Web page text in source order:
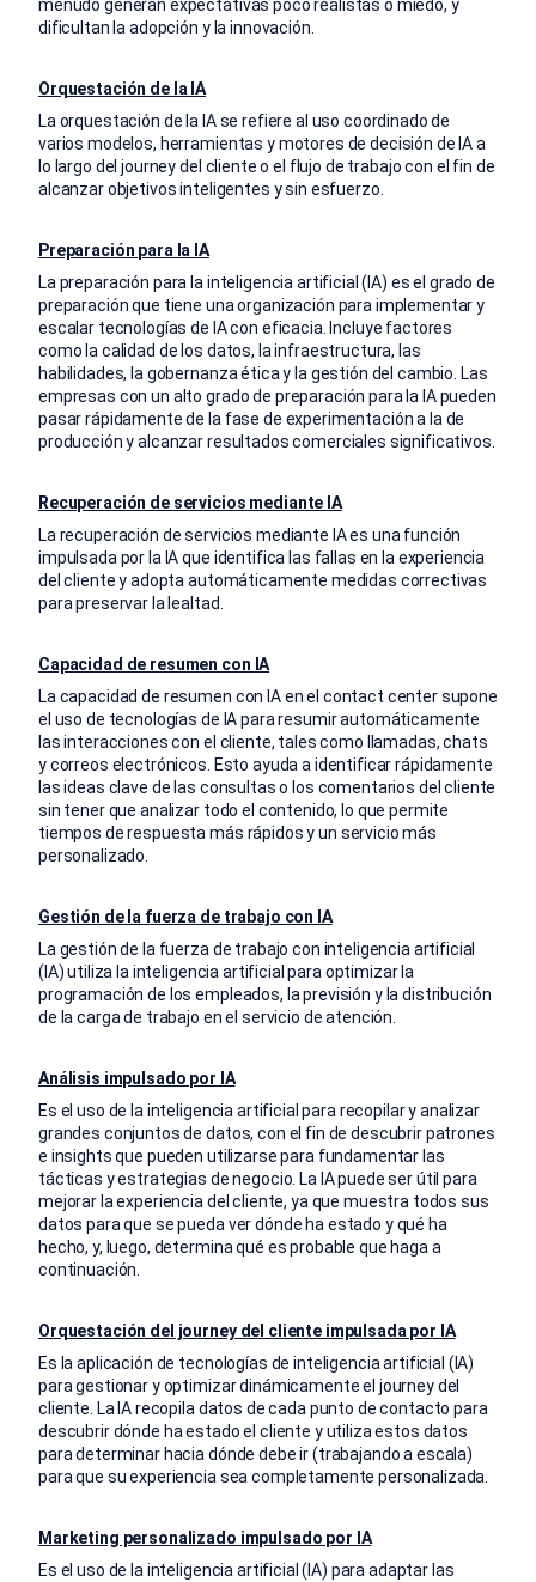
menudo generan expectativas poco realistas o miedo, y
dificultan la adopción y la innovación.
Orquestación de la IA
La orquestación de la IA se refiere al uso coordinado de
varios modelos, herramientas y motores de decisión de IA a
lo largo del journey del cliente o el flujo de trabajo con el fin de
alcanzar objetivos inteligentes y sin esfuerzo.
Preparación para la IA
La preparación para la inteligencia artificial (IA) es el grado de
preparación que tiene una organización para implementar y
escalar tecnologías de IA con eficacia. Incluye factores
como la calidad de los datos, la infraestructura, las
habilidades, la gobernanza ética y la gestión del cambio. Las
empresas con un alto grado de preparación para la IA pueden
pasar rápidamente de la fase de experimentación a la de
producción y alcanzar resultados comerciales significativos.
Recuperación de servicios mediante IA
La recuperación de servicios mediante IA es una función
impulsada por la IA que identifica las fallas en la experiencia
del cliente y adopta automáticamente medidas correctivas
para preservar la lealtad.
Capacidad de resumen con IA
La capacidad de resumen con IA en el contact center supone
el uso de tecnologías de IA para resumir automáticamente
las interacciones con el cliente, tales como llamadas, chats
y correos electrónicos. Esto ayuda a identificar rápidamente
las ideas clave de las consultas o los comentarios del cliente
sin tener que analizar todo el contenido, lo que permite
tiempos de respuesta más rápidos y un servicio más
personalizado.
Gestión de la fuerza de trabajo con IA
La gestión de la fuerza de trabajo con inteligencia artificial
(IA) utiliza la inteligencia artificial para optimizar la
programación de los empleados, la previsión y la distribución
de la carga de trabajo en el servicio de atención.
Análisis impulsado por IA
Es el uso de la inteligencia artificial para recopilar y analizar
grandes conjuntos de datos, con el fin de descubrir patrones
e insights que pueden utilizarse para fundamentar las
tácticas y estrategias de negocio. La IA puede ser útil para
mejorar la experiencia del cliente, ya que muestra todos sus
datos para que se pueda ver dónde ha estado y qué ha
hecho, y, luego, determina qué es probable que haga a
continuación.
Orquestación del journey del cliente impulsada por IA
Es la aplicación de tecnologías de inteligencia artificial (IA)
para gestionar y optimizar dinámicamente el journey del
cliente. La IA recopila datos de cada punto de contacto para
descubrir dónde ha estado el cliente y utiliza estos datos
para determinar hacia dónde debe ir (trabajando a escala)
para que su experiencia sea completamente personalizada.
Marketing personalizado impulsado por IA
Es el uso de la inteligencia artificial (IA) para adaptar las